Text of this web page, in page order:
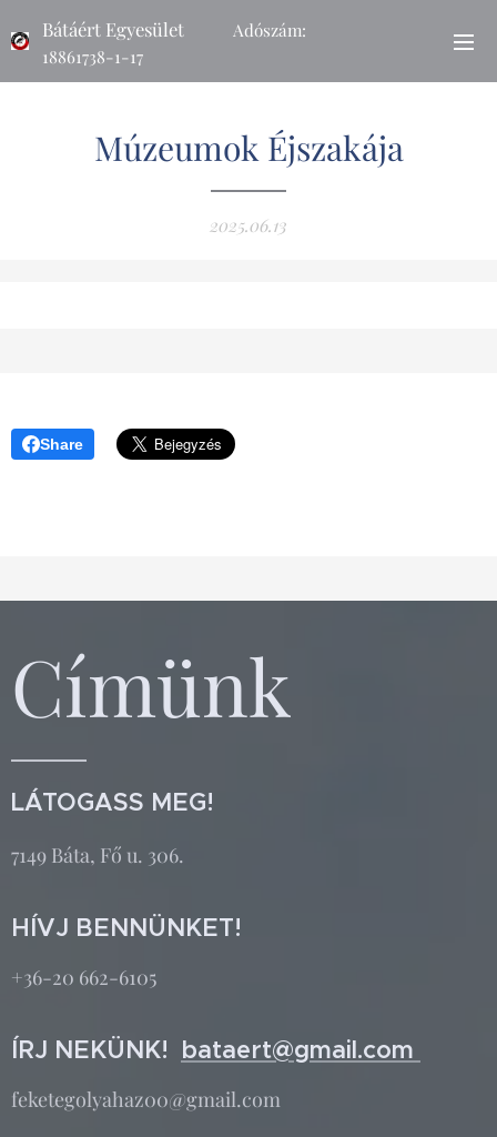
Bátáért Egyesület Adószám:
18861738-1-17
Számlaszám: Takarékbank 71800295-10201439
Múzeumok Éjszakája
2025.06.13
Share
Címünk
LÁTOGASS MEG!
7149 Báta, Fő u. 306.
HÍVJ BENNÜNKET!
+36-20 662-6105
ÍRJ NEKÜNK! bataert@gmail.com
feketegolyahaz00@gmail.com